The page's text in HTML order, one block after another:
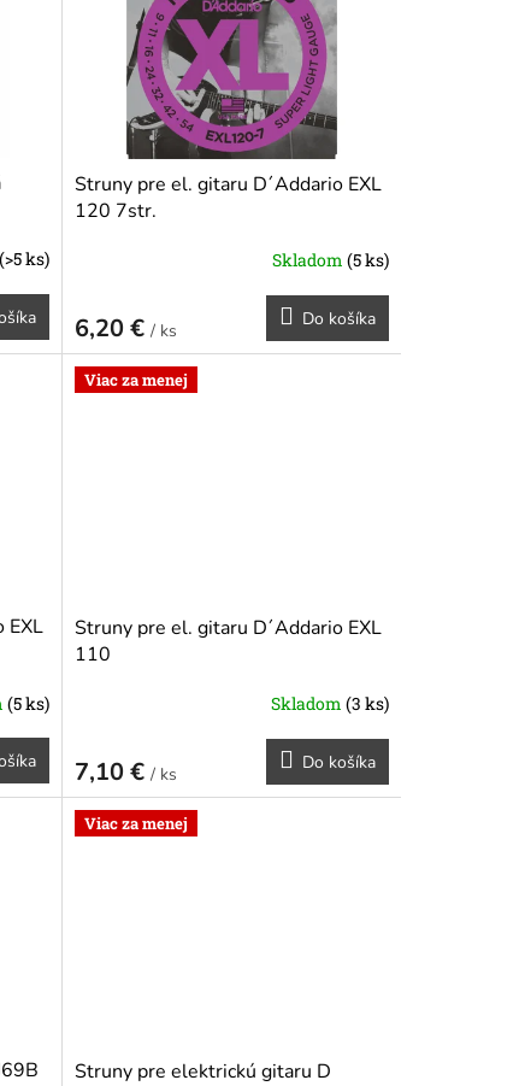
(>5 ks)
Struny pre el. gitaru D´Addario EXL
120 7str.
Skladom (5 ks)
6,20 € / ks
Do košíka
EXL
(5 ks)
Viac za menej
Struny pre el. gitaru D´Addario EXL
110
Skladom (3 ks)
7,10 € / ks
Do košíka
Viac za menej
Struny pre elektrickú gitaru D